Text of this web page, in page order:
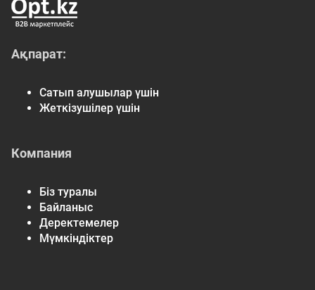
Ақпарат:
Сатып алушылар үшін
Жеткізушілер үшін
Компания
Біз туралы
Байланыс
Деректемелер
Мүмкіндіктер